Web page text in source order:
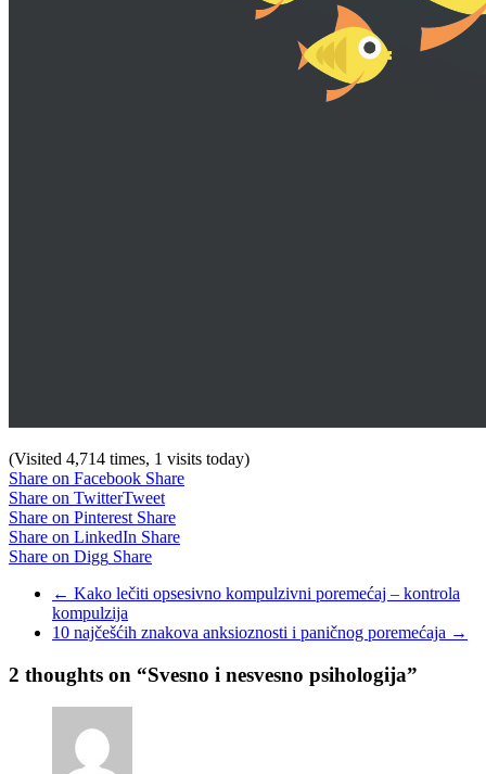
(Visited 4,714 times, 1 visits today)
Share on Facebook Share
Share on TwitterTweet
Share on Pinterest Share
Share on LinkedIn Share
Share on Digg Share
← Kako lečiti opsesivno kompulzivni poremećaj – kontrola
kompulzija
10 najčešćih znakova anksioznosti i paničnog poremećaja →
2 thoughts on “Svesno i nesvesno psihologija”